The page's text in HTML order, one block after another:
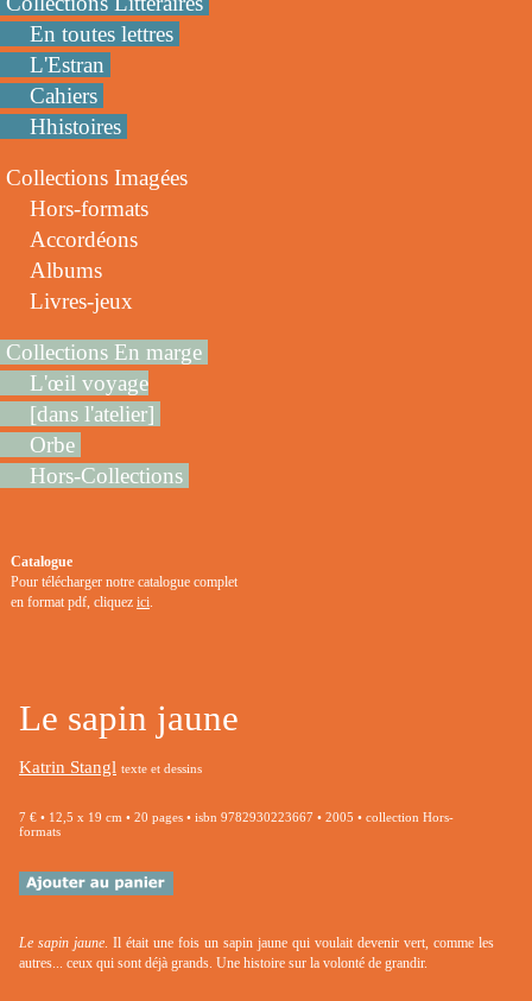
En toutes lettres
L'Estran
Cahiers
Hhistoires
Collections Imagées
Hors-formats
Accordéons
Albums
Livres-jeux
Collections En marge
L'œil voyage
[dans l'atelier]
Orbe
Hors-Collections
Catalogue
Pour télécharger notre catalogue complet
en format pdf, cliquez ici
Le sapin jaune
Katrin Stangl texte et dessins
7 € • 12,5 x 19 cm • 20 pages • isbn 9782930223667 • 2005 • collection Hors-
formats
Le sapin jaune . Il était une fois un sapin jaune qui voulait devenir vert, comme les
autres... ceux qui sont déjà grands. Une histoire sur la volonté de grandir.